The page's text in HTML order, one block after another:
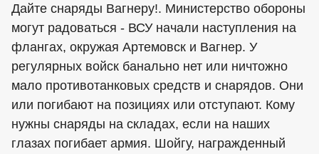
Дайте снаряды Вагнеру!. Министерство обороны
могут радоваться - ВСУ начали наступления на
флангах, окружая Артемовск и Вагнер. У
регулярных войск банально нет или ничтожно
мало противотанковых средств и снарядов. Они
или погибают на позициях или отступают. Кому
нужны снаряды на складах, если на наших
глазах погибает армия. Шойгу, награжденный